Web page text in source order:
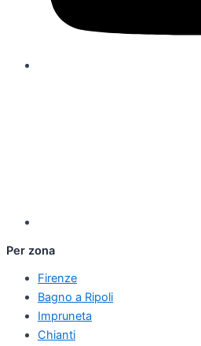
Per zona
Firenze
Bagno a Ripoli
Impruneta
Chianti